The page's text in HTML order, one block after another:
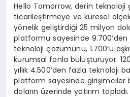
Hello Tomorrow, derin teknoloji
ticarileştirmeye ve küresel
yönelik geliştirdiği 25 milyon
platformu sayesinde 9.700’den
teknoloji çözümünü, 1.700’ü
kurumsal fonla buluşturuyor.
yıllık 4.500’den fazla teknoloji
platform sayesinde girişimciler
doların üzerinde yatırım topladı.